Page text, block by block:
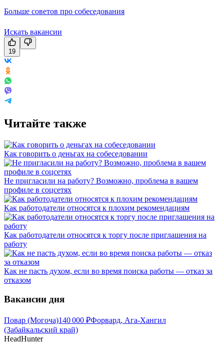
Больше советов про собеседования
Искать вакансии
19
Читайте также
Как говорить о деньгах на собеседовании
Не пригласили на работу? Возможно, проблема в вашем
профиле в соцсетях
Как работодатели относятся к плохим рекомендациям
Как работодатели относятся к торгу после приглашения на
работу
Как не пасть духом, если во время поиска работы — отказ за
отказом
Вакансии дня
Повар (Могоча)140 000 ₽Форвард, Ага-Хангил
(Забайкальский край)
HeadHunter